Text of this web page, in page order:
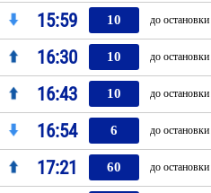
15:59 10 до остановки
16:30 10 до остановки
16:43 10 до остановки
16:54 6 до остановки
17:21 60 до остановки